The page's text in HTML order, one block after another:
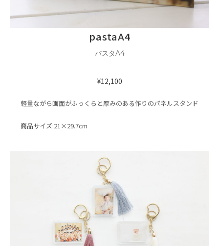
pastaA4
パスタA4
¥12,100
軽量ながら画面がふっくらと厚みのある作りのパネルスタンド
商品サイズ:21×29.7cm